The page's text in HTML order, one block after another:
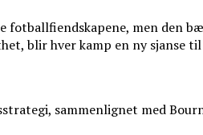
fotballfiendskapene, men den
blir hver kamp en ny sjanse
sammenlignet med